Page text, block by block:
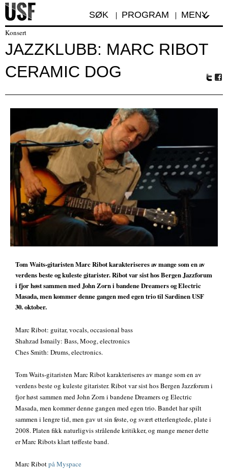
SØK PROGRAM MENY
Konsert
JAZZKLUBB: MARC RIBOT
CERAMIC DOG
r
oo
Tom Waits-gitaristen Marc Ribot karakteriseres av mange som en av
verdens beste og kuleste gitarister. Ribot var sist hos Bergen Jazzforum
i fjor høst sammen med John Zorn i bandene Dreamers og Electric
Masada, men kommer denne gangen med egen trio til Sardinen USF
30. oktober.
Marc Ribot: guitar, vocals, occasional bass
Shahzad Ismaily: Bass, Moog, electronics
Ches Smith: Drums, electronics.
Tom Waits-gitaristen Marc Ribot karakteriseres av mange som en av
verdens beste og kuleste gitarister. Ribot var sist hos Bergen Jazzforum i
fjor høst sammen med John Zorn i bandene Dreamers og Electric
Masada, men kommer denne gangen med egen trio. Bandet har spilt
sammen i lengre tid, men gav ut sin føste, og svært etterlengtede, plate i
2008. Platen fikk naturligvis strålende kritikker, og mange mener dette
er Marc Ribots klart tøffeste band.
Marc Ribotpå Myspace